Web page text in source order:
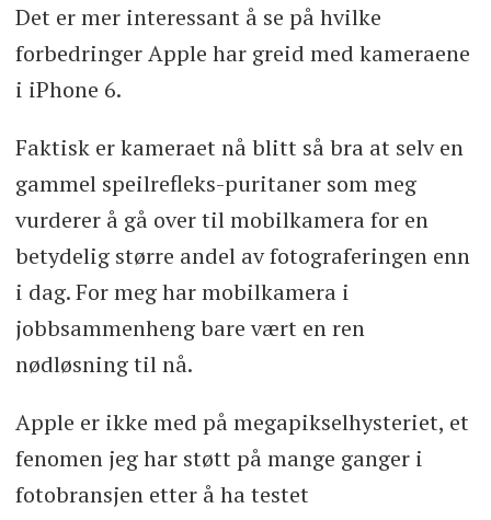
Det er mer interessant å se på hvilke
forbedringer Apple har greid med kameraene
i iPhone 6.
Faktisk er kameraet nå blitt så bra at selv en
gammel speilrefleks-puritaner som meg
vurderer å gå over til mobilkamera for en
betydelig større andel av fotograferingen enn
i dag. For meg har mobilkamera i
jobbsammenheng bare vært en ren
nødløsning til nå.
Apple er ikke med på megapikselhysteriet, et
fenomen jeg har støtt på mange ganger i
fotobransjen etter å ha testet